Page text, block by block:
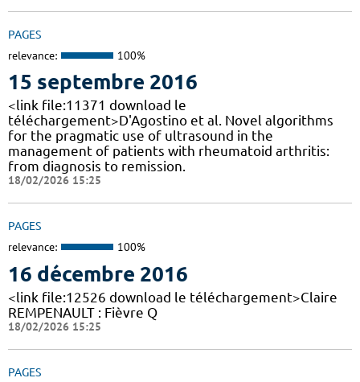
PAGES
relevance: 100%
15 septembre 2016
<link file:11371 download le
téléchargement>D'Agostino et al. Novel algorithms
for the pragmatic use of ultrasound in the
management of patients with rheumatoid arthritis:
from diagnosis to remission.
18/02/2026 15:25
PAGES
relevance: 100%
16 décembre 2016
<link file:12526 download le téléchargement>Claire
REMPENAULT : Fièvre Q
18/02/2026 15:25
PAGES